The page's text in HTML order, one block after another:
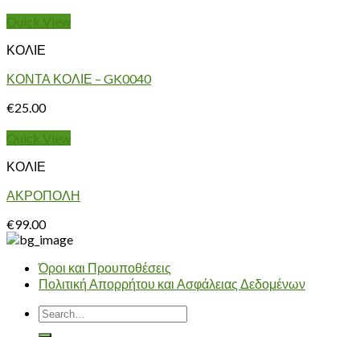
Quick View
ΚΟΛΙΕ
ΚΟΝΤΑ ΚΟΛΙΕ – GK0040
€25.00
Quick View
ΚΟΛΙΕ
ΑΚΡΟΠΟΛΗ
€99.00
Όροι και Προυποθέσεις
Πολιτική Απορρήτου και Ασφάλειας Δεδομένων
Search
for: